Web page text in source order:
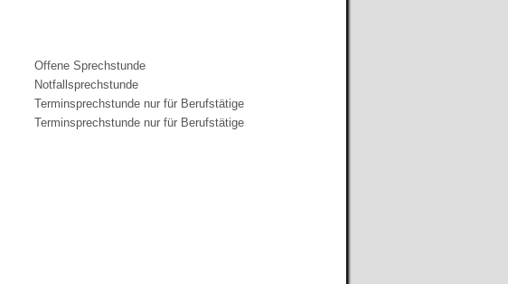
Offene Sprechstunde
Notfallsprechstunde
Terminsprechstunde nur für Berufstätige
Terminsprechstunde nur für Berufstätige